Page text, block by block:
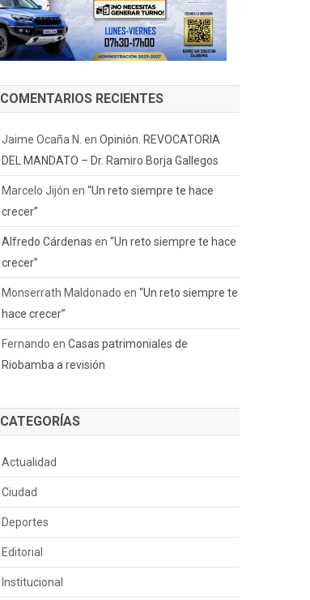
COMENTARIOS RECIENTES
Jaime Ocaña N. enOpinión. REVOCATORIA
DEL MANDATO – Dr. Ramiro Borja Gallegos
Marcelo Jijón en“Un reto siempre te hace
crecer”
Alfredo Cárdenas en“Un reto siempre te hace
crecer”
Monserrath Maldonado en“Un reto siempre te
hace crecer”
Fernando enCasas patrimoniales de
Riobamba a revisión
CATEGORÍAS
Actualidad
Ciudad
Deportes
Editorial
Institucional